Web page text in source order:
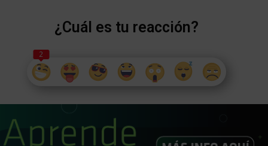
¿Cuál es tu reacción?
2